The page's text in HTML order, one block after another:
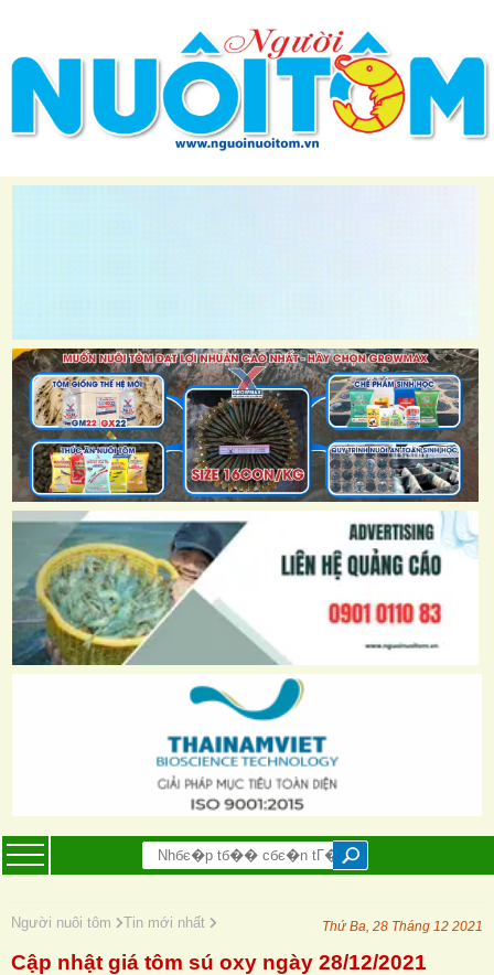
Người nuôi tôm Tin mới nhất Thứ Ba, 28 Tháng 12 2021
Cập nhật giá tôm sú oxy ngày 28/12/2021